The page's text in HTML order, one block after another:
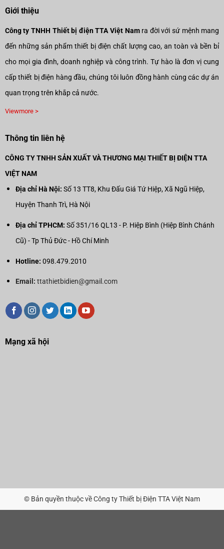
Giới thiệu
Công ty TNHH Thiết bị điện TTA Việt Namra đời với sứ mệnh mang
đến những sản phẩm thiết bị điện chất lượng cao, an toàn và bền bỉ
cho mọi gia đình, doanh nghiệp và công trình. Tự hào là đơn vị cung
cấp thiết bị điện hàng đầu, chúng tôi luôn đồng hành cùng các dự án
quan trọng trên khắp cả nước.
Viewmore >
Thông tin liên hệ
CÔNG TY TNHH SẢN XUẤT VÀ THƯƠNG MẠI THIẾT BỊ ĐIỆN TTA
VIỆT NAM
Địa chỉ Hà Nội: Số 13 TT8, Khu Đấu Giá Tứ Hiệp, Xã Ngũ Hiệp,
Huyện Thanh Trì, Hà Nội
Địa chỉ TPHCM: Số 351/16 QL13 - P. Hiệp Bình (Hiệp Bình Chánh
Cũ) - Tp Thủ Đức - Hồ Chí Minh
Hotline: 098.479.2010
Email: ttathietbidien@gmail.com
Mạng xã hội
© Bản quyền thuộc về Công ty Thiết bị Điện TTA Việt Nam